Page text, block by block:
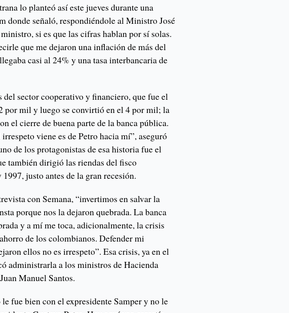
lo planteó así este jueves durante una
donde señaló, respondiéndole al Ministro José
si es que las cifras hablan por sí solas.
que me dejaron una inflación de más del
casi al 24% y una tasa interbancaria de
del sector cooperativo y financiero, que fue el
por mil y luego se convirtió en el 4 por mil; la
el cierre de buena parte de la banca pública.
viene es de Petro hacia mí”, aseguró
de los protagonistas de esa historia fue el
también dirigió las riendas del fisco
justo antes de la gran recesión.
con Semana, “invertimos en salvar la
porque nos la dejaron quebrada. La banca
y a mí me toca, adicionalmente, la crisis
de los colombianos. Defender mi
ellos no es irrespeto”. Esa crisis, ya en el
administrarla a los ministros de Hacienda
Manuel Santos.
fue bien con el expresidente Samper y no le